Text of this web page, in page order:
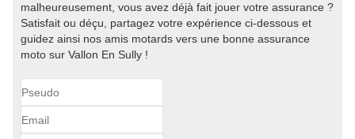
malheureusement, vous avez déjà fait jouer votre assurance ?
Satisfait ou déçu, partagez votre expérience ci-dessous et
guidez ainsi nos amis motards vers une bonne assurance
moto sur Vallon En Sully !